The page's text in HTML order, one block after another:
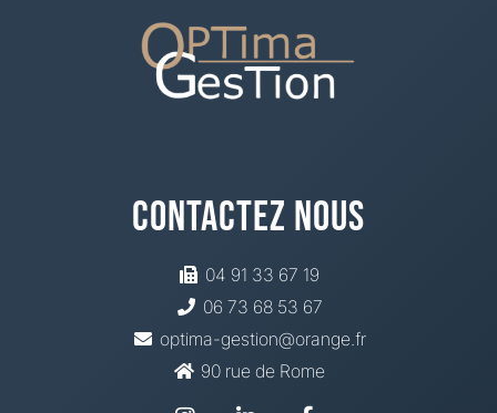
Contactez Nous
04 91 33 67 19
06 73 68 53 67
optima-gestion@orange.fr
90 rue de Rome